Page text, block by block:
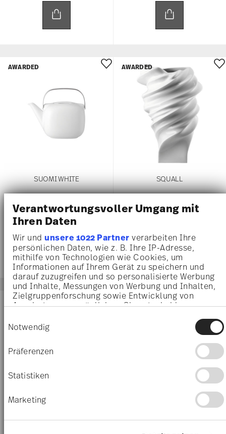
Verantwortungsvoller Umgang mit
Ihren Daten
Wir undunsere 1022 Partner verarbeiten Ihre
persönlichen Daten, wie z. B. Ihre IP-Adresse,
mithilfe von Technologien wie Cookies, um
Informationen auf Ihrem Gerät zu speichern und
darauf zuzugreifen und so personalisierte Werbung
und Inhalte, Messungen von Werbung und Inhalten,
Zielgruppenforschung sowie Entwicklung von
Angeboten zu ermöglichen. Sie entscheiden
Sie können Ihre Einwilligung jederzeit über die
Cookie-Erklärung oder durch Klicken auf das
Privacy Trigger Symbol ändern oder widerrufen
Informationen über Ihre geografische Lage
erfassen, welche bis auf einige Meter genau
Ihr Gerät durch aktives Scannen nach
identifizieren
Notwendig
Präferenzen
Statistiken
Marketing
SUOMI WHITE
€ 200,00
AWARDED
SQUALL
€ 269,00
AWARDED